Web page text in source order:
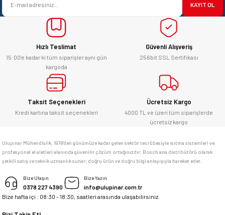
KAYIT OL
Hızlı Teslimat
15:00’e kadar ki tüm siparişler aynı gün
kargoda
Güvenli Alışveriş
256bit SSL Sertifikası
Taksit Seçenekleri
Kredi kartına taksit seçenekleri
Ücretsiz Kargo
4000 TL ve üzeri tüm siparişlerde
ücretsiz kargo
Ulupınar Mühendislik, 1978'den günümüze kadar gelen sektör tecrübesiyle ısıtma sistemleri ve
profesyonel el aletleri alanında güvenilir çözüm ortağınızdır. Bosch ana distribütörü olarak
yetkili satış ve teknik uzmanlık sunar; doğru ürün ve doğru bilgi anlayışıyla hareket eder.
Bize Ulaşın
0378 227 4390
Bize Yazın
info@ulupinar.com.tr
Bize hafta içi : 08:30 - 18:30, saatleri arasında ulaşabilirsiniz.